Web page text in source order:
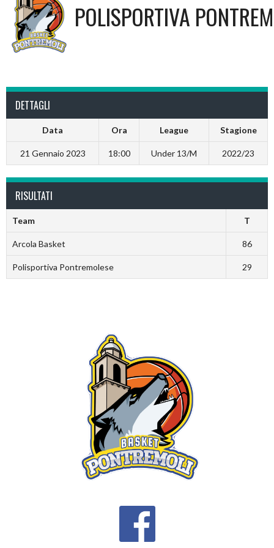
POLISPORTIVA
DETTAGLI
Data Ora League Stagione
21 Gennaio 2023 18:00 Under 13/M 2022/23
RISULTATI
Team T
Arcola Basket 86
Polisportiva Pontremolese 29